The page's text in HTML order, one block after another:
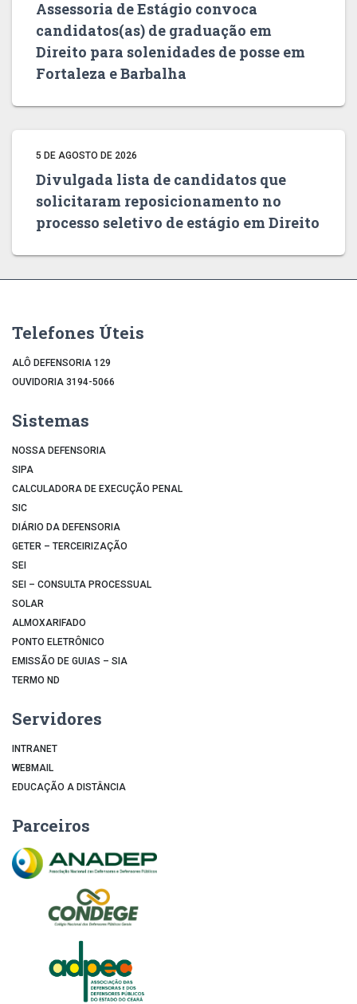
Assessoria de Estágio convoca
candidatos(as) de graduação em
Direito para solenidades de posse em
Fortaleza e Barbalha
5 DE AGOSTO DE 2026
Divulgada lista de candidatos que
solicitaram reposicionamento no
processo seletivo de estágio em Direito
Telefones Úteis
ALÔ DEFENSORIA 129
OUVIDORIA 3194-5066
Sistemas
NOSSA DEFENSORIA
SIPA
CALCULADORA DE EXECUÇÃO PENAL
SIC
DIÁRIO DA DEFENSORIA
GETER – TERCEIRIZAÇÃO
SEI
SEI – CONSULTA PROCESSUAL
SOLAR
ALMOXARIFADO
PONTO ELETRÔNICO
EMISSÃO DE GUIAS – SIA
TERMO ND
Servidores
INTRANET
WEBMAIL
EDUCAÇÃO A DISTÂNCIA
Parceiros